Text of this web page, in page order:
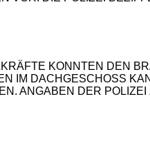
KONNTEN DEN
IM DACHGESCHOSS
ANGABEN DER POLIZEI